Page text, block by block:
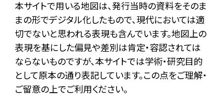
本サイトで用いる地図は、発行当時の資料をそのま
まの形でデジタル化したもので、現代においては適
切でないと思われる表現も含んでいます。地図上の
表現を基にした偏見や差別は肯定・容認されては
ならないものですが、本サイトでは学術・研究目的
として原本の通り表記しています。この点をご理解・
ご留意の上でご利用ください。